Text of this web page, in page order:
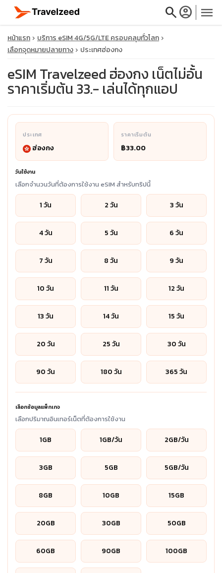
searchaccount_circle menu
travel_explore
calendar_month
หน้าแรก
บริการ eSIM 4G/5G/LTE ครอบคลุมทั่วโลก
เลือกจุดหมายปลายทาง
ประเทศฮ่องกง
eSIM Travelzeed ฮ่องกง เน็ตไม่อั้น
ราคาเริ่มต้น 33.- เล่นได้ทุกแอป
ประเทศ
ฮ่องกง
ราคาเริ่มต้น
฿33.00
วันใช้งาน
เลือกจำนวนวันที่ต้องการใช้งาน eSIM สำหรับทริปนี้
1 วัน 2 วัน 3 วัน
4 วัน 5 วัน 6 วัน
7 วัน 8 วัน 9 วัน
10 วัน 11 วัน 12 วัน
13 วัน 14 วัน 15 วัน
20 วัน 25 วัน 30 วัน
90 วัน 180 วัน 365 วัน
เลือกข้อมูลแพ็กเกจ
เลือกปริมาณอินเทอร์เน็ตที่ต้องการใช้งาน
1GB 1GB/วัน 2GB/วัน
3GB 5GB 5GB/วัน
8GB 10GB 15GB
20GB 30GB 50GB
60GB 90GB 100GB